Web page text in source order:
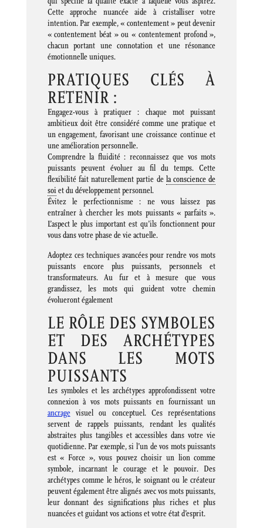
Cette approche nuancée aide à cristalliser votre
intention. Par exemple, « contentement » peut devenir
« contentement béat » ou « contentement profond »,
chacun portant une connotation et une résonance
émotionnelle uniques.
PRATIQUES CLÉS À
RETENIR :
Engagez-vous à pratiquer : chaque mot puissant
ambitieux doit être considéré comme une pratique et
un engagement, favorisant une croissance continue et
une amélioration personnelle.
Comprendre la fluidité : reconnaissez que vos mots
puissants peuvent évoluer au fil du temps. Cette
flexibilité fait naturellement partie de la conscience de
soiet du développement personnel.
Évitez le perfectionnisme : ne vous laissez pas
entraîner à chercher les mots puissants « parfaits ».
L’aspect le plus important est qu’ils fonctionnent pour
vous dans votre phase de vie actuelle.
Adoptez ces techniques avancées pour rendre vos mots
puissants encore plus puissants, personnels et
transformateurs. Au fur et à mesure que vous
grandissez, les mots qui guident votre chemin
évolueront également
LE RÔLE DES SYMBOLES
ET DES ARCHÉTYPES
DANS LES MOTS
PUISSANTS
Les symboles et les archétypes approfondissent votre
connexion à vos mots puissants en fournissant un
ancragevisuel ou conceptuel. Ces représentations
servent de rappels puissants, rendant les qualités
abstraites plus tangibles et accessibles dans votre vie
quotidienne. Par exemple, si l’un de vos mots puissants
est « Force », vous pouvez choisir un lion comme
symbole, incarnant le courage et le pouvoir. Des
archétypes comme le héros, le soignant ou le créateur
peuvent également être alignés avec vos mots puissants,
leur donnant des significations plus riches et plus
nuancées et guidant vos actions et votre état d’esprit.